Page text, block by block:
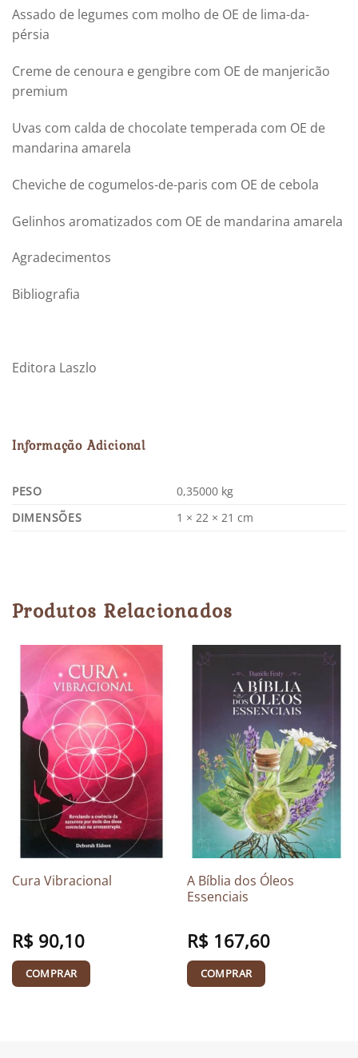
Assado de legumes com molho de OE de lima-da-
pérsia
Creme de cenoura e gengibre com OE de manjericão
premium
Uvas com calda de chocolate temperada com OE de
mandarina amarela
Cheviche de cogumelos-de-paris com OE de cebola
Gelinhos aromatizados com OE de mandarina amarela
Agradecimentos
Bibliografia
Editora Laszlo
Informação Adicional
PESO
0,35000 kg
DIMENSÕES
1 × 22 × 21 cm
Produtos Relacionados
Cura Vibracional
R$90,10
COMPRAR
A Bíblia dos Óleos
Essenciais
R$167,60
COMPRAR